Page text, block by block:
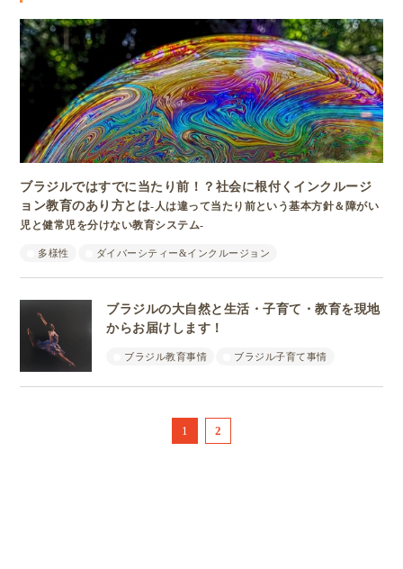
ブラジルではすでに当たり前！？社会に根付くインクルージ
ョン教育のあり方とは-人は違って当たり前という基本方針＆障がい
児と健常児を分けない教育システム-
多様性 ダイバーシティー&インクルージョン
ブラジルの大自然と生活・子育て・教育を現地
からお届けします！
ブラジル教育事情 ブラジル子育て事情
1 2